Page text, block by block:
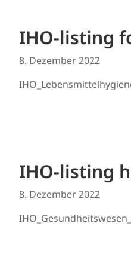
IHO-listing
8. Dezember 2022
IHO-listing
8. Dezember 2022